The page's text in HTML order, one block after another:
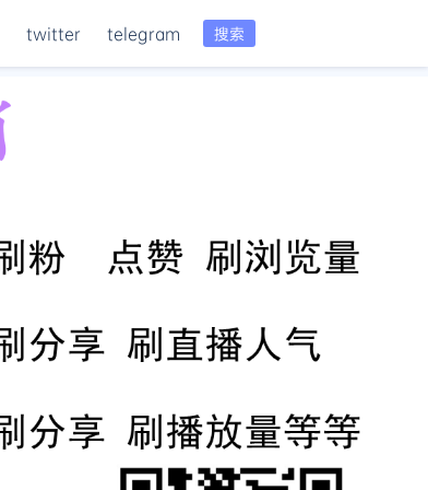
搜索
twitter telegram